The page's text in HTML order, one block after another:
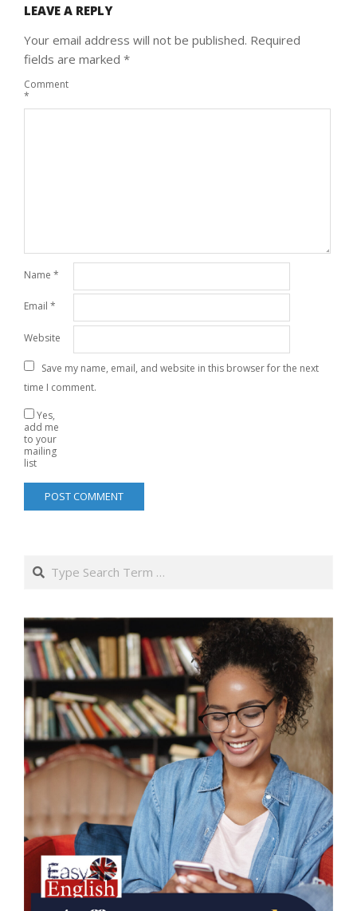
LEAVE A REPLY
Your email address will not be published. Required
fields are marked *
Comment
*
Name *
Email *
Website
Save my name, email, and website in this browser for the next
time I comment.
Yes,
add me
to your
mailing
list
Search